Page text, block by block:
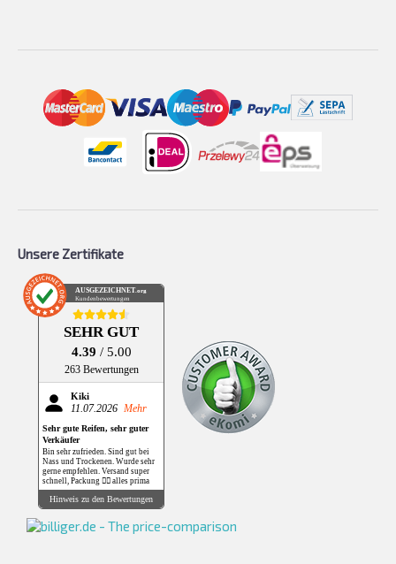
Unsere Zertifikate
AUSGEZEICHNET.org
Kundenbewertungen
SEHR GUT
4.39 / 5.00
263 Bewertungen
Kiki
11.07.2026 Mehr
Sehr gute Reifen, sehr guter
Verkäufer
Bin sehr zufrieden. Sind gut bei
Nass und Trockenen. Wurde sehr
gerne empfehlen. Versand super
schnell, Packung 👌🏻 alles prima
Hinweis zu den Bewertungen